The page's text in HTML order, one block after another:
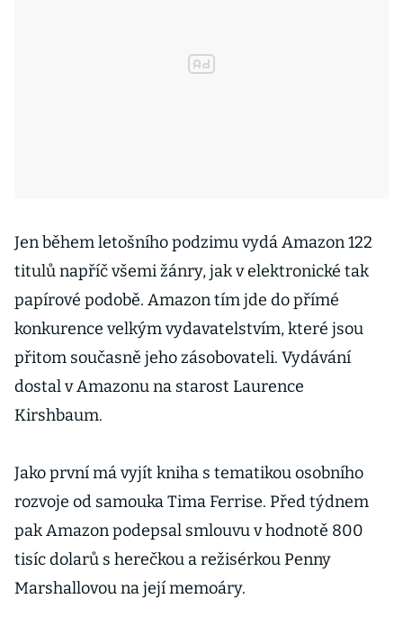
Jen během letošního podzimu vydá Amazon 122
titulů napříč všemi žánry, jak v elektronické tak
papírové podobě. Amazon tím jde do přímé
konkurence velkým vydavatelstvím, které jsou
přitom současně jeho zásobovateli. Vydávání
dostal v Amazonu na starost Laurence
Kirshbaum.
Jako první má vyjít kniha s tematikou osobního
rozvoje od samouka Tima Ferrise. Před týdnem
pak Amazon podepsal smlouvu v hodnotě 800
tisíc dolarů s herečkou a režisérkou Penny
Marshallovou na její memoáry.